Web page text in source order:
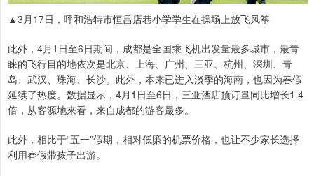
▲3月17日，呼和浩特市恒昌店巷小学学生在操场上放飞风筝
此外，4月1日至6日期间，成都是全国乘飞机出发量最多城市，最青
睐的飞行目的地依次是北京、上海、广州、三亚、杭州、深圳、青
岛、武汉、珠海、长沙。此外，本来已进入淡季的海南，也因为春假
延续了热度。数据显示，4月1日至6日，三亚酒店预订量同比增长1.4
倍，从客源地来看，来自成都的游客最多。
此外，相比于“五一”假期，相对低廉的机票价格，也让不少家长选择
利用春假带孩子出游。